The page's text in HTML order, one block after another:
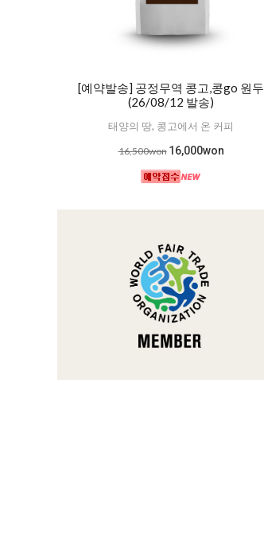
[예약발송] 공정무역 콩고,콩go 원두
(26/08/12 발송)
태양의 땅, 콩고에서 온 커피
16,500won 16,000won